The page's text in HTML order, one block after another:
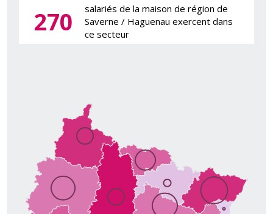
270
salariés de la maison de région de
Saverne / Haguenau exercent dans
ce secteur